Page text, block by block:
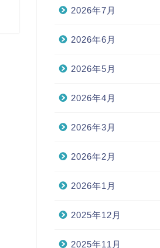
2026年7月
2026年6月
2026年5月
2026年4月
2026年3月
2026年2月
2026年1月
2025年12月
2025年11月